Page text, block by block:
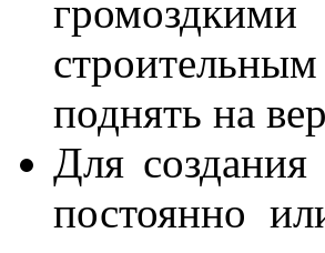
громоздкими
поднять на
Для
постоянно